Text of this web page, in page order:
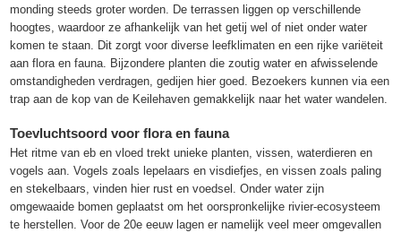
monding steeds groter worden. De terrassen liggen op verschillende
hoogtes, waardoor ze afhankelijk van het getij wel of niet onder water
komen te staan. Dit zorgt voor diverse leefklimaten en een rijke variëteit
aan flora en fauna. Bijzondere planten die zoutig water en afwisselende
omstandigheden verdragen, gedijen hier goed. Bezoekers kunnen via een
trap aan de kop van de Keilehaven gemakkelijk naar het water wandelen.
Toevluchtsoord voor flora en fauna
Het ritme van eb en vloed trekt unieke planten, vissen, waterdieren en
vogels aan. Vogels zoals lepelaars en visdiefjes, en vissen zoals paling
en stekelbaars, vinden hier rust en voedsel. Onder water zijn
omgewaaide bomen geplaatst om het oorspronkelijke rivier-ecosysteem
te herstellen. Voor de 20e eeuw lagen er namelijk veel meer omgevallen